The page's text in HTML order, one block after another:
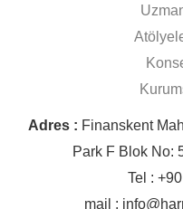
Adres : Finanskent
Park F Blok No:
Tel :
mail :